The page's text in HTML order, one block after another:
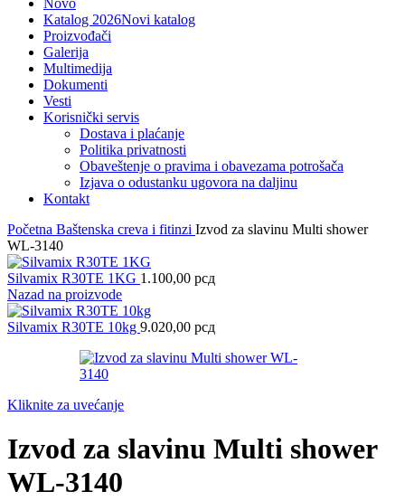
Novo
Katalog 2026Novi katalog
Proizvođači
Galerija
Multimedija
Dokumenti
Vesti
Korisnički servis
Dostava i plaćanje
Politika privatnosti
Obaveštenje o pravima i obavezama potrošača
Izjava o odustanku ugovora na daljinu
Kontakt
Početna Baštenska creva i fitinzi Izvod za slavinu Multi shower
WL-3140
Silvamix R30TE 1KG 1.100,00 рсд
Nazad na proizvode
Silvamix R30TE 10kg 9.020,00 рсд
Kliknite za uvećanje
Izvod za slavinu Multi shower
WL-3140